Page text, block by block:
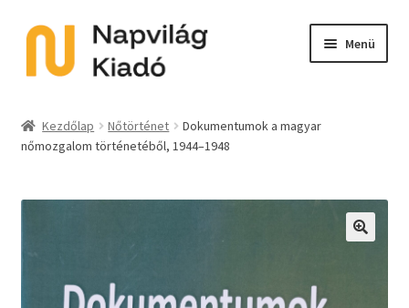
Ugrás
navigációhoz
Kilépés
tartalomba
Menü
E-book
Akció
child
menu
Expand
Előkészületben
Kezdőlap Nőtörténet
Dokumentumok a magyar
nőmozgalom történetéből, 1944–1948